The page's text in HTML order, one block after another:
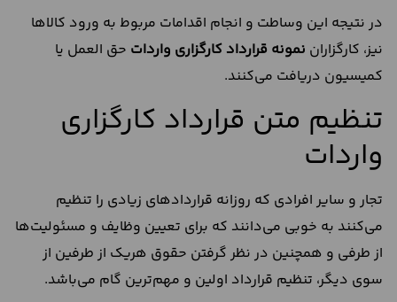
در نتیجه این وساطت و انجام اقدامات مربوط به ورود کالاها
نیز، کارگزاران نمونه قرارداد کارگزاری واردات حق العمل یا
کمیسیون دریافت می‌کنند.
تنظیم متن قرارداد کارگزاری
واردات
تجار و سایر افرادی که روزانه قراردادهای زیادی را تنظیم
می‌کنند به خوبی می‌دانند که برای تعیین وظایف و مسئولیت‌ها
از طرفی و همچنین در نظر گرفتن حقوق هریک از طرفین از
سوی دیگر، تنظیم قرارداد اولین و مهم‌ترین گام می‌باشد.